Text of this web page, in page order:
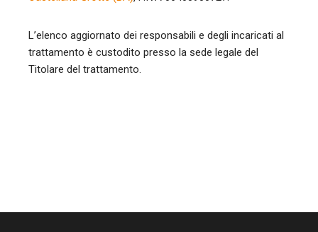
L’elenco aggiornato dei responsabili e degli incaricati al
trattamento è custodito presso la sede legale del
Titolare del trattamento.